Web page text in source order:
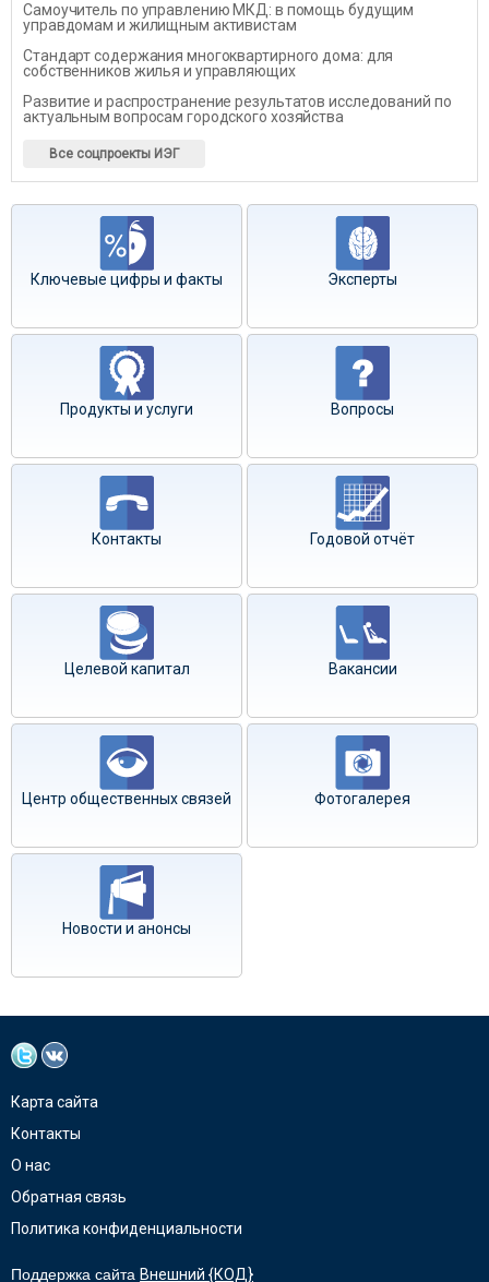
Самоучитель по управлению МКД: в помощь будущим
управдомам и жилищным активистам
Стандарт содержания многоквартирного дома: для
собственников жилья и управляющих
Развитие и распространение результатов исследований по
актуальным вопросам городского хозяйства
Все соцпроекты ИЭГ
Ключевые цифры и факты Эксперты
Продукты и услуги Вопросы
Контакты Годовой отчёт
Целевой капитал Вакансии
Центр общественных связей Фотогалерея
Новости и анонсы
Карта сайта
Контакты
О нас
Обратная связь
Политика конфиденциальности
Поддержка сайта Внешний {КОД}